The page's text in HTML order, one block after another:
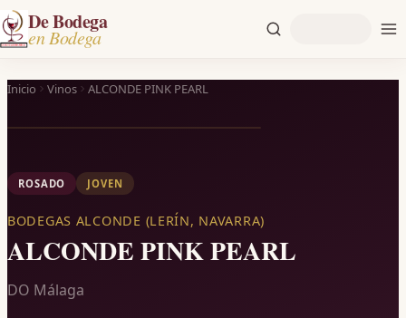
De Bodega
en Bodega
Inicio Vinos ALCONDE PINK PEARL
ROSADO JOVEN
BODEGAS ALCONDE (LERÍN, NAVARRA)
ALCONDE PINK PEARL
DO Málaga